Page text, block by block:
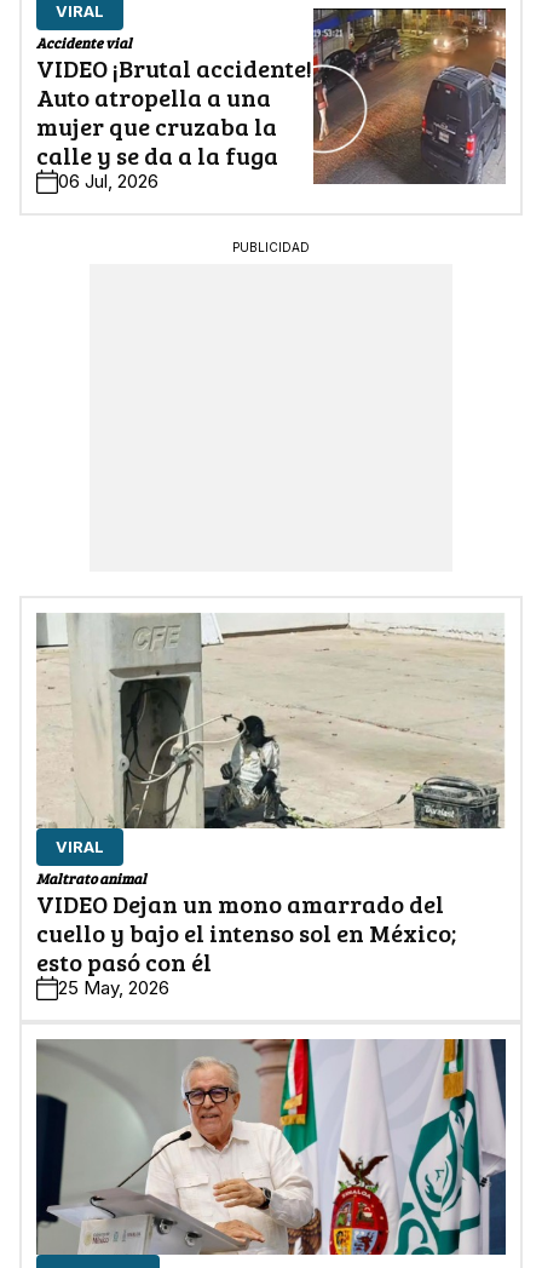
VIRAL
Accidente vial
VIDEO ¡Brutal accidente!
Auto atropella a una
mujer que cruzaba la
calle y se da a la fuga
06 Jul, 2026
PUBLICIDAD
VIRAL
Maltrato animal
VIDEO Dejan un mono amarrado del
cuello y bajo el intenso sol en México;
esto pasó con él
25 May, 2026